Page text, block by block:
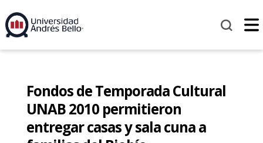
Fondos de Temporada Cultural
UNAB 2010 permitieron
entregar casas y sala cuna a